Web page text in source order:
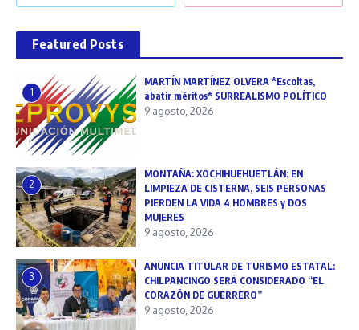
Featured Posts
1
MARTÍN MARTÍNEZ OLVERA *Escoltas,
abatir méritos* SURREALISMO POLÍTICO
9 agosto, 2026
2
MONTAÑA: XOCHIHUEHUETLÁN: EN
LIMPIEZA DE CISTERNA, SEIS PERSONAS
PIERDEN LA VIDA 4 HOMBRES y DOS
MUJERES
9 agosto, 2026
3
ANUNCIA TITULAR DE TURISMO ESTATAL:
CHILPANCINGO SERÁ CONSIDERADO “EL
CORAZÓN DE GUERRERO”
9 agosto, 2026